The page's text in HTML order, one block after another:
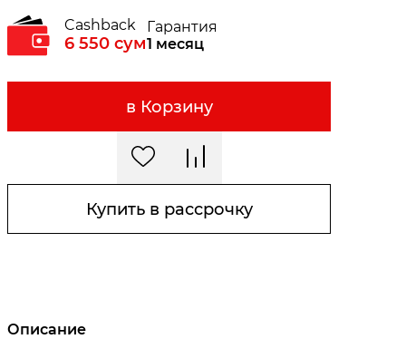
Cashback
6 550 сум
Гарантия
1 месяц
в Корзину
Купить в рассрочку
Описание